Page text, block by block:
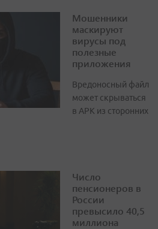
Мошенники
маскируют
вирусы под
полезные
приложения
Вредоносный файл
может скрываться
в APK из сторонних
Число
пенсионеров в
России
превысило 40,5
миллиона